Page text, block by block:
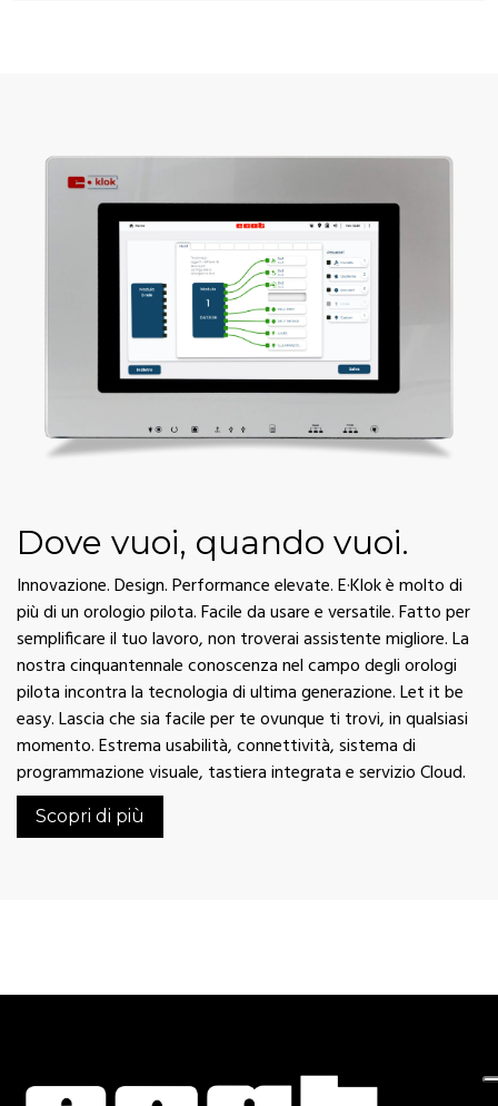
Dove vuoi, quando vuoi.
Innovazione. Design. Performance elevate. E·Klok è molto di
più di un orologio pilota. Facile da usare e versatile. Fatto per
semplificare il tuo lavoro, non troverai assistente migliore. La
nostra cinquantennale conoscenza nel campo degli orologi
pilota incontra la tecnologia di ultima generazione. Let it be
easy. Lascia che sia facile per te ovunque ti trovi, in qualsiasi
momento. Estrema usabilità, connettività, sistema di
programmazione visuale, tastiera integrata e servizio Cloud.
Scopri di più